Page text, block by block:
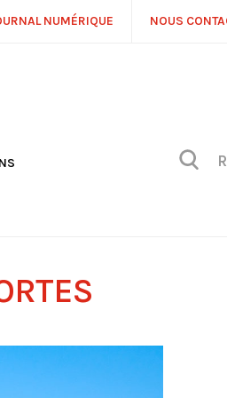
NUMÉRIQUE NOUS